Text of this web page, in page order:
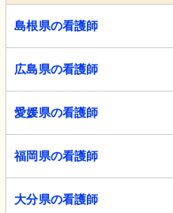
島根県の看護師
広島県の看護師
愛媛県の看護師
福岡県の看護師
大分県の看護師